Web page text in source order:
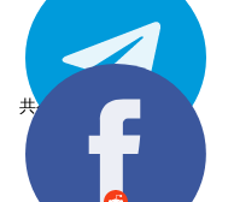
共有する: